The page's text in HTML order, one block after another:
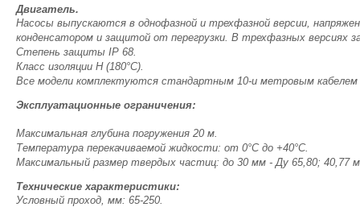
Двигатель.
Насосы выпускаются в однофазной и трехфазной версии,
конденсатором и защитой от перегрузки. В трехфазных версиях
Степень защиты IP 68.
Класс изоляции Н (180°C).
Все модели комплектуются стандартным 10-и метровым кабелем
Эксплуатационные ограничения:
Максимальная глубина погружения 20 м.
Температура перекачиваемой жидкости: от 0°C до +40°C.
Максимальный размер твердых частиц: до 30 мм - Ду 65,80; 40,77
Технические характеристики:
Условный проход, мм: 65-250.